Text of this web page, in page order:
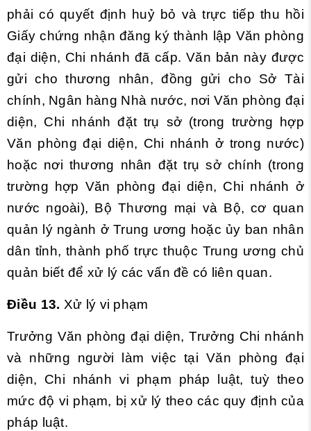
phải có quyết định huỷ bỏ và trực tiếp thu hồi
Giấy chứng nhận đăng ký thành lập Văn phòng
đại diện, Chi nhánh đã cấp. Văn bản này được
gửi cho thương nhân, đồng gửi cho Sở Tài
chính, Ngân hàng Nhà nước, nơi Văn phòng đại
diện, Chi nhánh đặt trụ sở (trong trường hợp
Văn phòng đại diện, Chi nhánh ở trong nước)
hoặc nơi thương nhân đặt trụ sở chính (trong
trường hợp Văn phòng đại diện, Chi nhánh ở
nước ngoài), Bộ Thương mại và Bộ, cơ quan
quản lý ngành ở Trung ương hoặc ủy ban nhân
dân tỉnh, thành phố trực thuộc Trung ương chủ
quản biết để xử lý các vấn đề có liên quan.
Điều 13. Xử lý vi phạm
Trưởng Văn phòng đại diện, Trưởng Chi nhánh
và những người làm việc tại Văn phòng đại
diện, Chi nhánh vi phạm pháp luật, tuỳ theo
mức độ vi phạm, bị xử lý theo các quy định của
pháp luật.